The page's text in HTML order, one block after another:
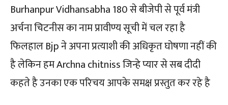
Burhanpur Vidhansabha 180 से बीजेपी से पूर्व मंत्री
अर्चना चिटनीस का नाम प्रावीण्य सूची में चल रहा है
फिलहाल Bjp ने अपना प्रत्याशी की अधिकृत घोषणा नहीं की
है लेकिन हम Archna chitniss जिन्हे प्यार से सब दीदी
कहते है उनका एक परिचय आपके समक्ष प्रस्तुत कर रहे है